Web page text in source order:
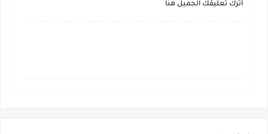
أترك تعليقك الجميل هنا